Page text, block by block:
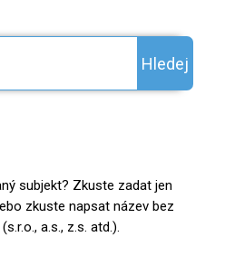
Hledej
subjekt? Zkuste zadat jen
zkuste napsat název bez
a.s., z.s. atd.).